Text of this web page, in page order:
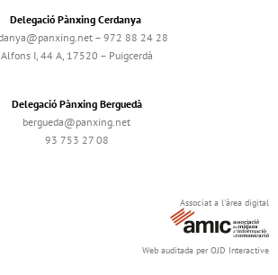
Delegació Pànxing Cerdanya
– 972 88 24 28
Alfons I, 44 A, 17520 – Puigcerdà
Delegació Pànxing Berguedà
bergueda@panxing.net
93 753 27 08
Associat a l'àrea digital
Web auditada per OJD Interactive